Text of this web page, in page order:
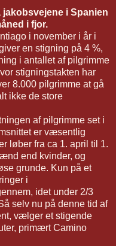
jakobsvejene i Spanien
i fjor.
i november i år i
en stigning på 4 %,
i antallet af pilgrimme
stigningstakten har
8.000 pilgrimme at gå
ikke de store
af pilgrimme set i
er væsentlig
løber fra ca 1. april til 1.
end kvinder, og
grunde. Kun på et
i
idet under 2/3
selv nu på denne tid af
vælger et stigende
primært Camino